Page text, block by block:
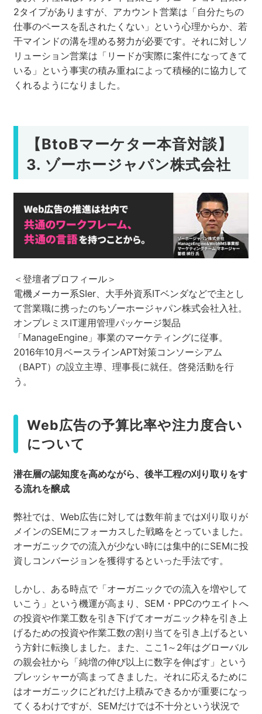
2タイプがありますが、アカウント営業は「自分たちの
仕事のペースを乱されたくない」という心理からか、若
干マインドの溝を埋める努力が必要です。それに対しソ
リューション営業は「リードが実際に案件になってきて
いる」という事実の積み重ねによって積極的に協力して
くれるようになりました。
【BtoBマーケター本音対談】
3. ゾーホージャパン株式会社
＜登壇者プロフィール＞
電機メーカー系SIer、大手外資系ITベンダなどで主とし
て営業職に携ったのちゾーホージャパン株式会社入社。
オンプレミスIT運用管理パッケージ製品
「ManageEngine」事業のマーケティングに従事。
2016年10月ベースラインAPT対策コンソーシアム
（BAPT）の設立主導、理事長に就任。啓発活動を行
う。
Web広告の予算比率や注力度合い
について
潜在層の認知度を高めながら、後半工程の刈り取りをす
る流れを醸成
弊社では、Web広告に対しては数年前までは刈り取りが
メインのSEMにフォーカスした戦略をとっていました。
オーガニックでの流入が少ない時には集中的にSEMに投
資しコンバージョンを獲得するといった手法です。
しかし、ある時点で「オーガニックでの流入を増やして
いこう」という機運が高まり、SEM・PPCのウエイトへ
の投資や作業工数を引き下げてオーガニック枠を引き上
げるための投資や作業工数の割り当てを引き上げるとい
う方針に転換しました。また、ここ1～2年はグローバル
の親会社から「純増の伸び以上に数字を伸ばす」という
プレッシャーが高まってきました。それに応えるために
はオーガニックにどれだけ上積みできるかが重要になっ
てくるわけですが、SEMだけでは不十分という状況で